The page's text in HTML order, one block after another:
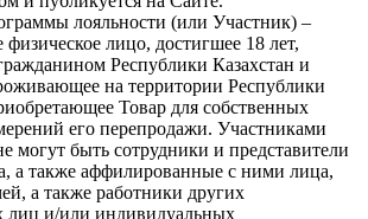
лояльности (или Участник) –
физическое лицо, достигшее 18 лет,
Республики Казахстан и
на территории Республики
Товар для собственных
его перепродажи. Участниками
могут быть сотрудники и представители
а также аффилированные с ними лица,
а также работники других
лиц и/или индивидуальных